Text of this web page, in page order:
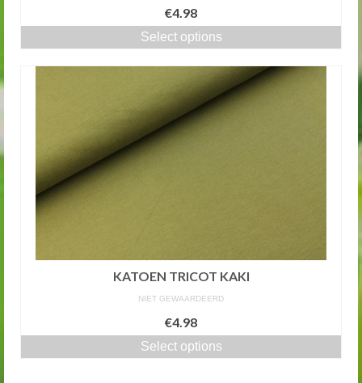
€4.98
Select options
KATOEN TRICOT KAKI
NIET GEWAARDEERD
€4.98
Select options